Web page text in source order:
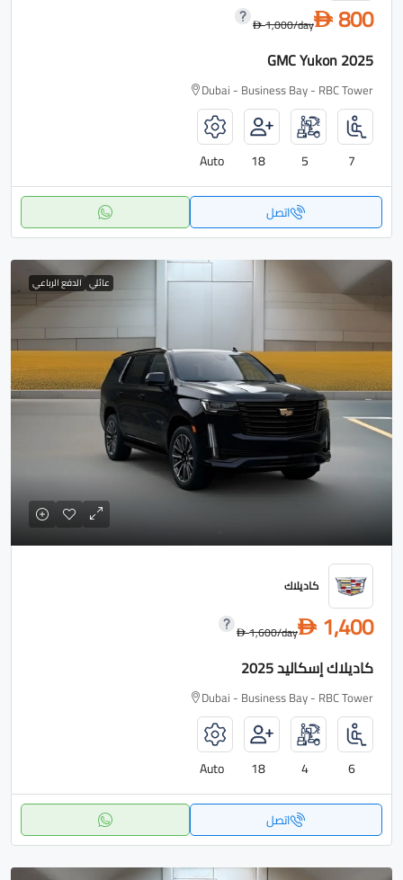
D 800
D1,000/day
GMC Yukon 2025
Dubai - Business Bay - RBC Tower
7
5
18
Auto
اتصل
عائلي الدفع الرباعي
كاديلاك
D 1,400
D1,600/day
كاديلاك إسكاليد 2025
Dubai - Business Bay - RBC Tower
6
4
18
Auto
اتصل